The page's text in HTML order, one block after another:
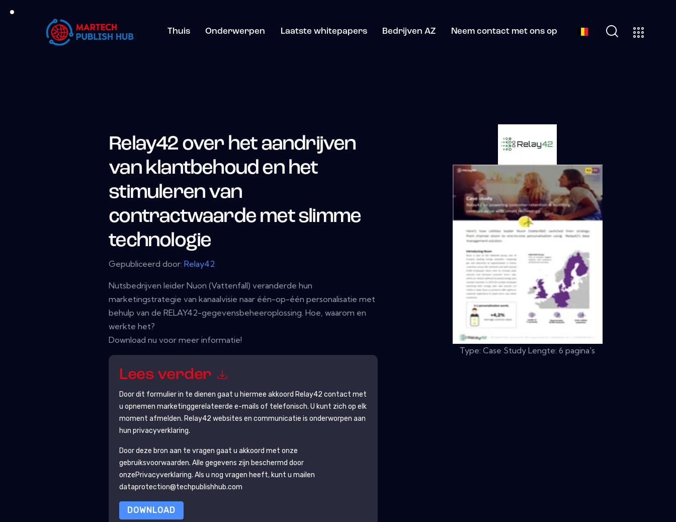
Thuis Onderwerpen Laatste whitepapers Bedrijven AZ Neem contact met ons op
Relay42 over het aandrijven
van klantbehoud en het
stimuleren van
contractwaarde met slimme
technologie
Gepubliceerd door:Relay42
Nutsbedrijven leider Nuon (Vattenfall) veranderde hun
marketingstrategie van kanaalvisie naar één-op-één personalisatie met
behulp van de RELAY42-gegevensbeheeroplossing. Hoe, waarom en
werkte het?
Download nu voor meer informatie!
Lees verder
Door dit formulier in te dienen gaat u hiermee akkoord Relay42 contact met
u opnemen marketinggerelateerde e-mails of telefonisch. U kunt zich op elk
moment afmelden. Relay42 websites en communicatie is onderworpen aan
hun privacyverklaring.
Door deze bron aan te vragen gaat u akkoord met onze
gebruiksvoorwaarden. Alle gegevens zijn beschermd door
onzePrivacyverklaring. Als u nog vragen heeft, kunt u mailen
dataprotection@techpublishhub.com
DOWNLOAD
Type: Case Study Lengte: 6 pagina's